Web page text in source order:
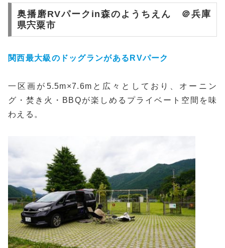
奥播磨RVパークin森のようちえん ＠兵庫
県宍粟市
関西最大級のドッグランがあるRVパーク
一区画が5.5m×7.6mと広々としており、オーニン
グ・焚き火・BBQが楽しめるプライベート空間を味
わえる。